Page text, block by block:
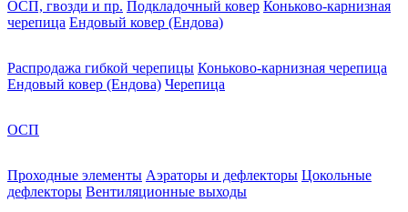
ОСП, гвозди и пр. Подкладочный ковер Коньково-карнизная
черепица Ендовый ковер (Ендова)
Распродажа гибкой черепицы Коньково-карнизная черепица
Ендовый ковер (Ендова) Черепица
ОСП
Проходные элементы Аэраторы и дефлекторы Цокольные
дефлекторы Вентиляционные выходы